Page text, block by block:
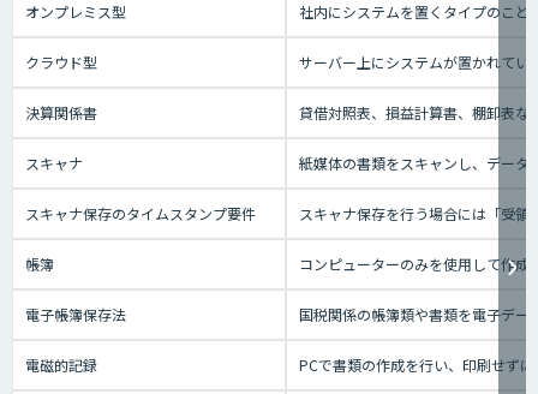
オンプレミス型 社内にシステムを置くタイプのこ
クラウド型 サーバー上にシステムが置かれて
決算関係書 貸借対照表、損益計算書、棚卸表な
スキャナ 紙媒体の書類をスキャンし、デー
スキャナ保存のタイムスタンプ要件 スキャナ保存を行う場合には「受
帳簿 コンピューターのみを使用して作
電子帳簿保存法 国税関係の帳簿類や書類を電子デー
電磁的記録 PCで書類の作成を行い、印刷せず